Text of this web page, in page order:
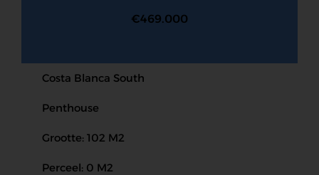
€469.000
Costa Blanca South
Penthouse
Grootte: 102 M2
Perceel: 0 M2